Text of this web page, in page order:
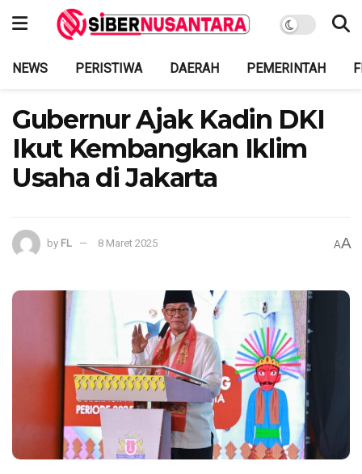
NEWS PERISTIWA DAERAH PEMERINTAH
Gubernur Ajak Kadin DKI
Ikut Kembangkan Iklim
Usaha di Jakarta
by FL 8 Maret 2025 AA